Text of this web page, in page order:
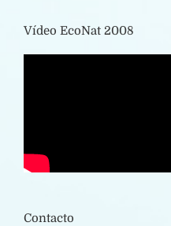
Vídeo EcoNat 2008
Contacto